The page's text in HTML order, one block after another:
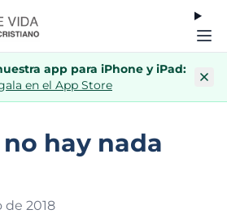
app para iPhone y iPad:
en el App Store
hay nada
de 2018